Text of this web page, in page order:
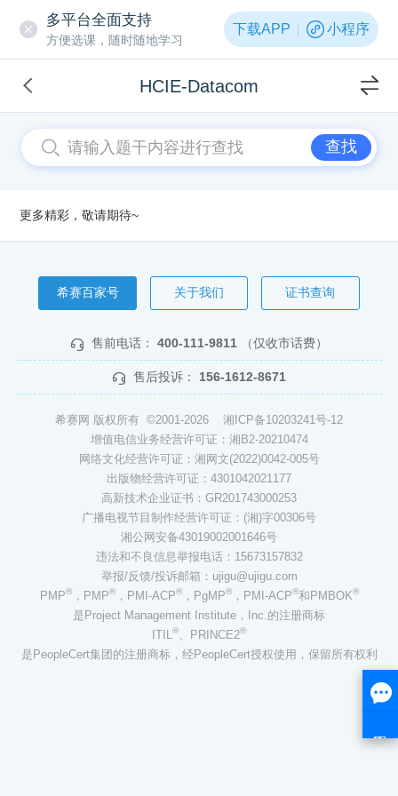
多平台全面支持
方便选课，随时随地学习
下载APP 小程序
HCIE-Datacom
查找
更多精彩，敬请期待~
希赛百家号 关于我们 证书查询
售前电话： 400-111-9811 （仅收市话费）
售后投诉： 156-1612-8671
希赛网 版权所有 ©2001-2026 湘ICP备10203241号-12
增值电信业务经营许可证：湘B2-20210474
网络文化经营许可证：湘网文(2022)0042-005号
出版物经营许可证：4301042021177
高新技术企业证书：GR201743000253
广播电视节目制作经营许可证：(湘)字00306号
湘公网安备43019002001646号
违法和不良信息举报电话：15673157832
举报/反馈/投诉邮箱：ujigu@ujigu.com
PMP®，PMP®，PMI-ACP®，PgMP®，PMI-ACP®和PMBOK®
是Project Management Institute，Inc.的注册商标
ITIL®、PRINCE2®
是PeopleCert集团的注册商标，经PeopleCert授权使用，保留所有权利